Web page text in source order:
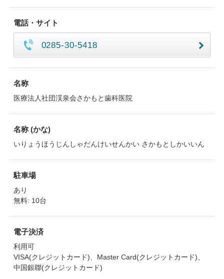
電話・サイト
0285-30-5418
名称
医療法人社団渓泉会さかもと歯科医院
名称 (かな)
いりょうほうじんしゃだんけいせんかい さかもとしかいいん
駐車場
あり
無料: 10台
電子決済
利用可
VISA(クレジットカード)、Master Card(クレジットカード)、
中国銀聯(クレジットカード)